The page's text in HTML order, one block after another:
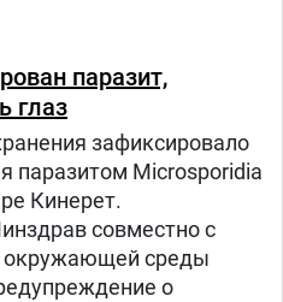
паразит,
глаз
зафиксировало
паразитом Microsporidia
Кинерет.
совместно с
окружающей среды
о